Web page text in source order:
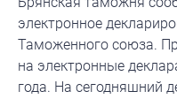
электронное
Таможенного союза.
на электронные
года. На сегодняшний